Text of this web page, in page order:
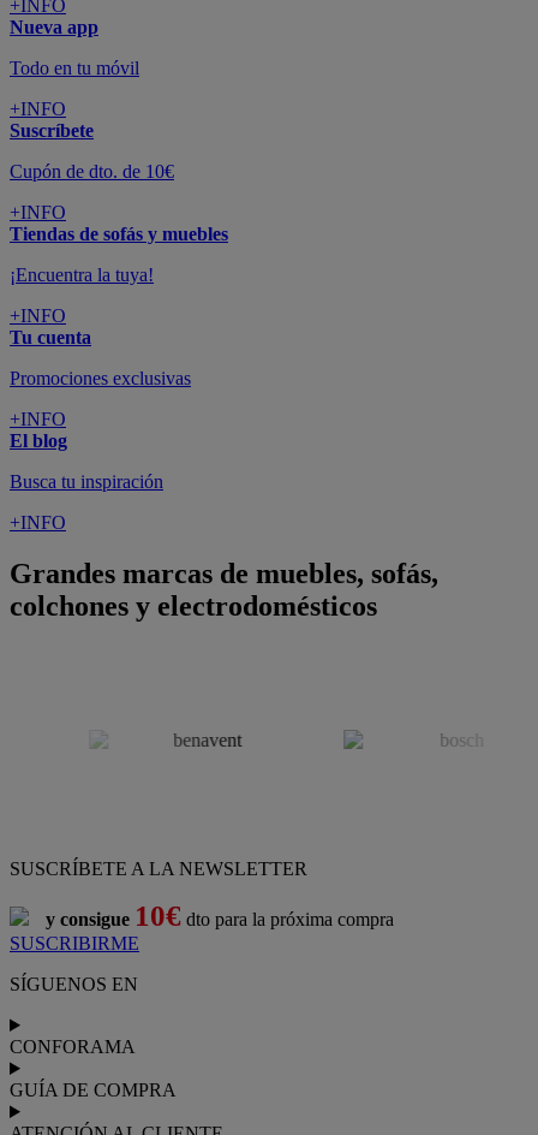
+INFO
Nueva app
Todo en tu móvil
+INFO
Suscríbete
Cupón de dto. de 10€
+INFO
Tiendas de sofás y muebles
¡Encuentra la tuya!
+INFO
Tu cuenta
Promociones exclusivas
+INFO
El blog
Busca tu inspiración
+INFO
Grandes marcas de muebles, sofás,
colchones y electrodomésticos
SUSCRÍBETE A LA NEWSLETTER
y consigue 10€ dto para la próxima compra
SUSCRIBIRME
SÍGUENOS EN
CONFORAMA
GUÍA DE COMPRA